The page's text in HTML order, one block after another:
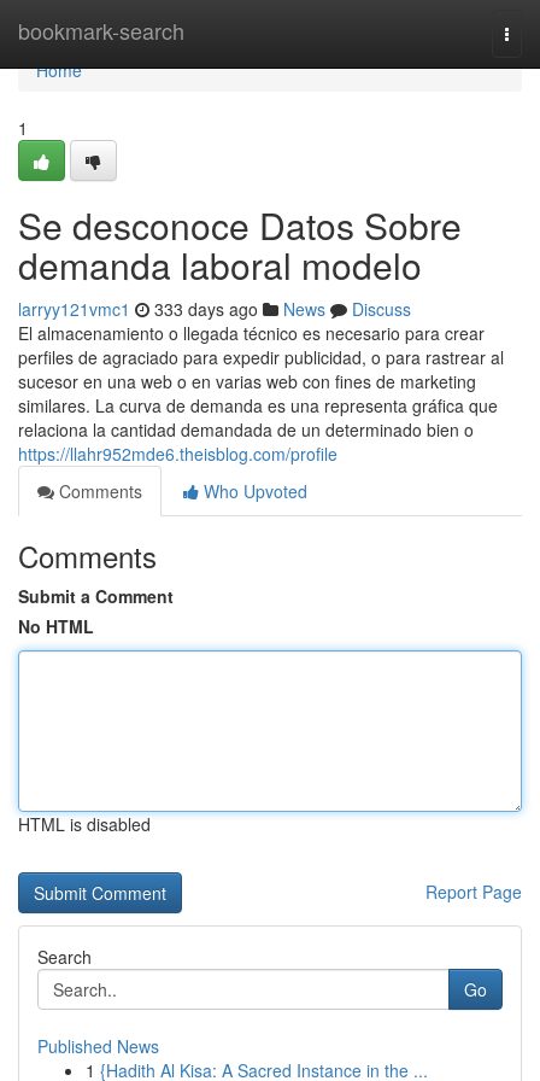
bookmark-search
Home
Home
1
Se desconoce Datos Sobre
demanda laboral modelo
larryy121vmc1 333 days ago News
Discuss
El almacenamiento o llegada técnico es necesario para crear
perfiles de agraciado para expedir publicidad, o para rastrear al
sucesor en una web o en varias web con fines de marketing
similares. La curva de demanda es una representa gráfica que
relaciona la cantidad demandada de un determinado bien o
https://llahr952mde6.theisblog.com/profile
Comments
Who Upvoted
Comments
Submit a Comment
No HTML
HTML is disabled
Report Page
Search
Go
Published News
1 {Hadith Al Kisa: A Sacred Instance in the ...